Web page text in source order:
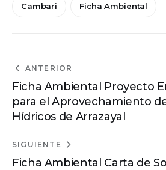
Cambari Ficha Ambiental
ANTERIOR
Ficha Ambiental Proyecto
para el Aprovechamiento
Hídricos de Arrazayal
SIGUIENTE
Ficha Ambiental Carta de